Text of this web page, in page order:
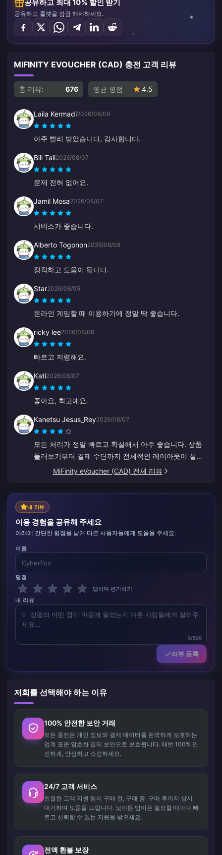
공유하고 최대 10% 할인 받기
공유하고 룰렛을 잠금 해제하세요.
MIFINITY EVOUCHER (CAD) 충전 고객 리뷰
총 리뷰: 676 평균 평점 4.5
Laila Kermadi2026/08/09
아주 빨리 받았습니다, 감사합니다.
Bili Tali2026/08/07
문제 전혀 없어요.
Jamil Mosa2026/08/07
서비스가 좋습니다.
Alberto Togonon2026/08/08
정직하고 도움이 됩니다.
Star2026/08/05
온라인 게임할 때 이용하기에 정말 딱 좋습니다.
ricky lee2026/08/06
빠르고 저렴해요.
Kati2026/08/07
좋아요, 최고예요.
Kanetsu Jesus_Rey2026/08/07
모든 처리가 정말 빠르고 확실해서 아주 좋습니다. 상품
둘러보기부터 결제 수단까지 전체적인 레이아웃이 실수
를 많이 방지해 주어 다른 곳보다 훨씬 앞서 있네요.
MiFinity eVoucher (CAD) 전체 리뷰
내 리뷰
이용 경험을 공유해 주세요
아래에 간단한 평점을 남겨 다른 사용자들에게 도움을 주세요.
이름
평점
탭하여 평가하기
내 리뷰
0/500
리뷰 등록
저희를 선택해야 하는 이유
100% 안전한 보안 거래
모든 충전은 개인 정보와 결제 데이터를 완벽하게 보호하는
업계 표준 암호화 결제 보안으로 보호됩니다. 매번 100% 안
전하게, 안심하고 쇼핑하세요.
24/7 고객 서비스
친절한 고객 지원 팀이 구매 전, 구매 중, 구매 후까지 상시
대기하며 도움을 드립니다. 낮이든 밤이든 필요할 때마다 빠
르고 신뢰할 수 있는 지원을 받으세요.
전액 환불 보장